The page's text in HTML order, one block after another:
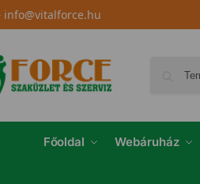
info@vitalforce.hu
Főoldal Webáruház